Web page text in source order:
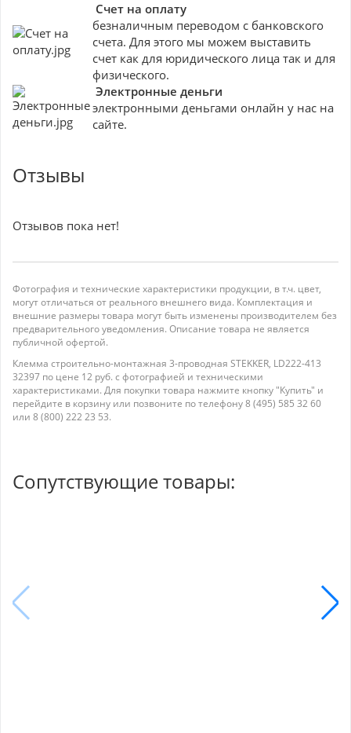
Счет на оплату
безналичным переводом с банковского
счета. Для этого мы можем выставить
счет как для юридического лица так и для
физического.
Электронные деньги
электронными деньгами онлайн у нас на
сайте.
Отзывы
Отзывов пока нет!
Фотография и технические характеристики продукции, в т.ч. цвет,
могут отличаться от реального внешнего вида. Комплектация и
внешние размеры товара могут быть изменены производителем без
предварительного уведомления. Описание товара не является
публичной офертой.
Клемма строительно-монтажная 3-проводная STEKKER, LD222-413
32397 по цене 12 руб. с фотографией и техническими
характеристиками. Для покупки товара нажмите кнопку "Купить" и
перейдите в корзину или позвоните по телефону 8 (495) 585 32 60
или 8 (800) 222 23 53.
Сопутствующие товары: